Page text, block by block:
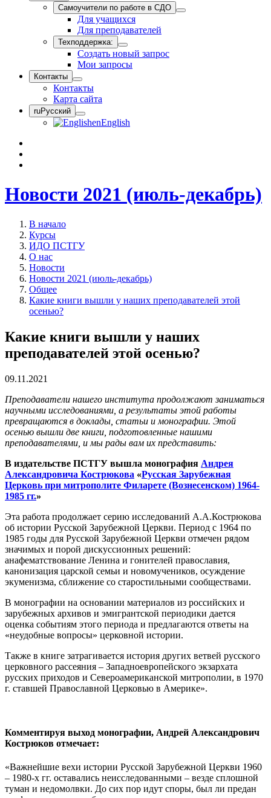
Самоучители по работе в СДО
Для учащихся
Для преподавателей
Техподдержка:
Создать новый запрос
Мои запросы
Контакты
Контакты
Карта сайта
ruРусский
enEnglish
Новости 2021 (июль-декабрь)
В начало
Курсы
ИДО ПСТГУ
О нас
Новости
Новости 2021 (июль-декабрь)
Общее
Какие книги вышли у наших преподавателей этой
осенью?
Какие книги вышли у наших
преподавателей этой осенью?
09.11.2021
Преподаватели нашего института продолжают заниматься
научными исследованиями, а результаты этой работы
превращаются в доклады, статьи и монографии. Этой
осенью вышли две книги, подготовленные нашими
преподавателями, и мы рады вам их представить:
В издательстве ПСТГУ вышла монография Андрея
Александровича Кострюкова «Русская Зарубежная
Церковь при митрополите Филарете (Вознесенском) 1964-
1985 гг.»
Эта работа продолжает серию исследований А.А.Кострюкова
об истории Русской Зарубежной Церкви. Период с 1964 по
1985 годы для Русской Зарубежной Церкви отмечен рядом
значимых и порой дискуссионных решений:
анафематствование Ленина и гонителей православия,
канонизация царской семьи и новомучеников, осуждение
экуменизма, сближение со старостильными сообществами.
В монографии на основании материалов из российских и
зарубежных архивов и эмигрантской периодики дается
оценка событиям этого периода и предлагаются ответы на
«неудобные вопросы» церковной истории.
Также в книге затрагивается история других ветвей русского
церковного рассеяния – Западноевропейского экзархата
русских приходов и Североамериканской митрополии, в 1970
г. ставшей Православной Церковью в Америке».
Комментируя выход монографии, Андрей Александрович
Кострюков отмечает:
«Важнейшие вехи истории Русской Зарубежной Церкви 1960
– 1980-х гг. оставались неисследованными – везде сплошной
туман и недомолвки. До сих пор идут споры, был ли предан